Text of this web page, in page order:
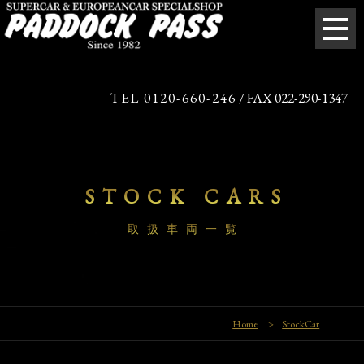
TEL 0120-660-246 / FAX 022-290-1347
STOCK CARS
取扱車両一覧
Home > StockCar